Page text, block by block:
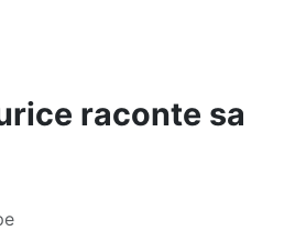
raconte sa